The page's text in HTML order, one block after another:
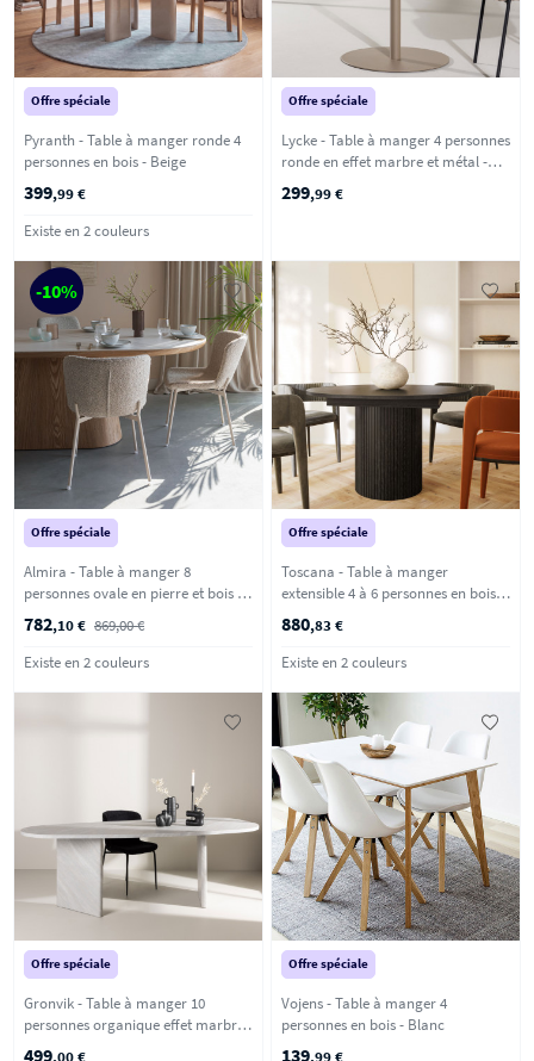
Offre spéciale
Pyranth - Table à manger ronde 4
personnes en bois - Beige
399,99 €
Existe en 2 couleurs
Offre spéciale
Lycke - Table à manger 4 personnes
ronde en effet marbre et métal -
Beige
299,99 €
-10%
Offre spéciale
Almira - Table à manger 8
personnes ovale en pierre et bois -
Bois clair
782,10 € 869,00 €
Existe en 2 couleurs
Offre spéciale
Toscana - Table à manger
extensible 4 à 6 personnes en bois
880,83 €
Existe en 2 couleurs
Offre spéciale
Gronvik - Table à manger 10
personnes organique effet marbre -
Gris clair
499
Offre spéciale
Vojens - Table à manger 4
personnes en bois - Blanc
139